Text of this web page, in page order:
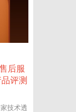
后服
评测
技术透